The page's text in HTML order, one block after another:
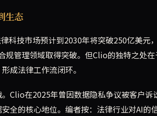
生态
科技市场预计到2030年将突破250亿美元
规管理领域取得突破。但Clio的独特之处
成法律工作流闭环。
Clio在2025年曾因数据隐私争议被客户
全的核心地位。编者按：法律行业对AI的